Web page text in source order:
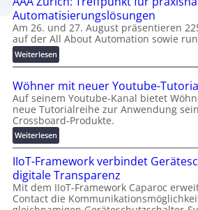
U
i
n
d
e
K
o
s
t
e
n
f
a
l
Automatisierungslösungen
Am 26. und 27. August präsentieren
auf der All About Automation sowie
Weiterlesen:
A
A
Z
ü
r
i
h
:
T
r
Wöhner mit neuer Youtube-
Auf seinem Youtube-Kanal bietet
neue Tutorialreihe zur Anwendung
Crossboard-Produkte.
Weiterlesen:
W
ö
h
n
e
IIoT-Framework verbindet
digitale Transparenz
Mit dem IIoT-Framework Caparoc
Contact die